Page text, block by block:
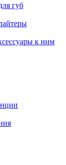
губ
к ним